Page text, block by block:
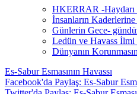
HKERRAR -
İnsanların
Günlerin Gece-
Ledün ve Havass İlmi
Dünyanın
Es-Sabur Esmasının Havassı
Facebook'da Paylaş: Es-Sabur